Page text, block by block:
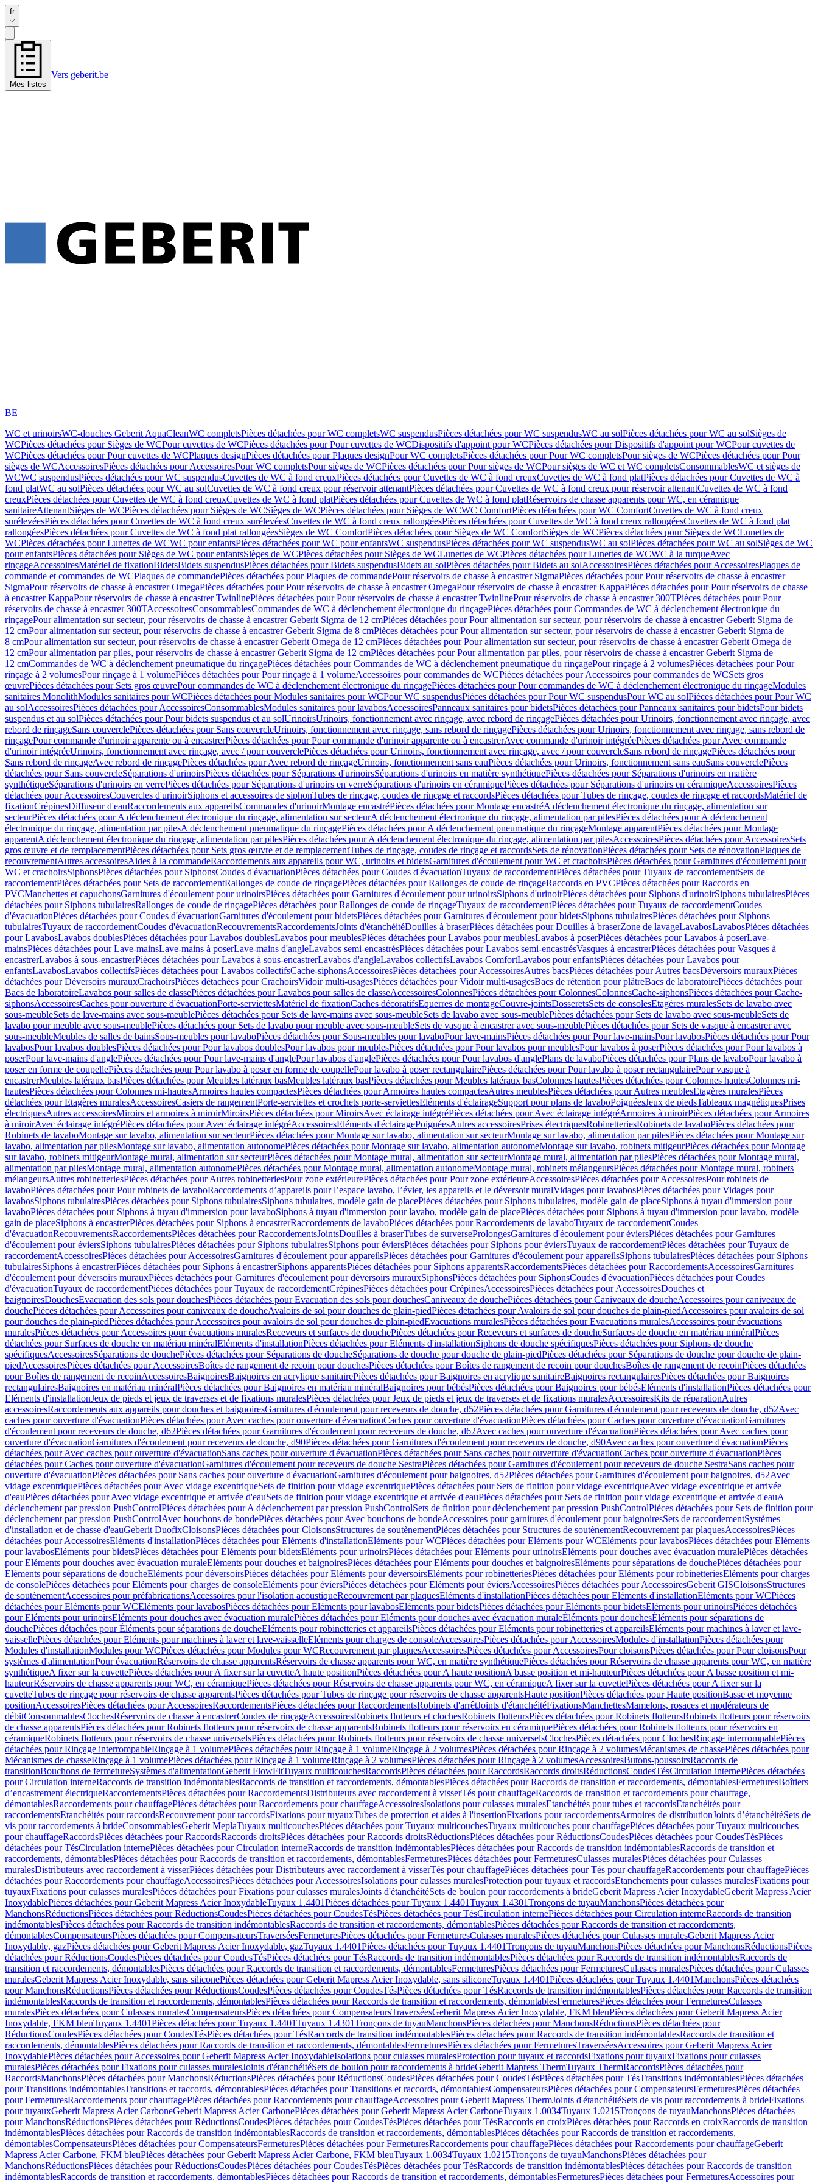
fr
Mes listes
Vers geberit.be
BE
WC et urinoirsWC-douches Geberit AquaCleanWC completsPièces détachées pour WC completsWC suspendusPièces détachées pour WC suspendusWC au solPièces détachées pour WC au solSièges de
WCPièces détachées pour Sièges de WCPour cuvettes de WCPièces détachées pour Pour cuvettes de WCDispositifs d'appoint pour WCPièces détachées pour Dispositifs d'appoint pour WCPour cuvettes de
WCPièces détachées pour Pour cuvettes de WCPlaques designPièces détachées pour Plaques designPour WC completsPièces détachées pour Pour WC completsPour sièges de WCPièces détachées pour Pour
sièges de WCAccessoiresPièces détachées pour AccessoiresPour WC completsPour sièges de WCPièces détachées pour Pour sièges de WCPour sièges de WC et WC completsConsommablesWC et sièges de
WCWC suspendusPièces détachées pour WC suspendusCuvettes de WC à fond creuxPièces détachées pour Cuvettes de WC à fond creuxCuvettes de WC à fond platPièces détachées pour Cuvettes de WC à
fond platWC au solPièces détachées pour WC au solCuvettes de WC à fond creux pour réservoir attenantPièces détachées pour Cuvettes de WC à fond creux pour réservoir attenantCuvettes de WC à fond
creuxPièces détachées pour Cuvettes de WC à fond creuxCuvettes de WC à fond platPièces détachées pour Cuvettes de WC à fond platRéservoirs de chasse apparents pour WC, en céramique
sanitaireAttenantSièges de WCPièces détachées pour Sièges de WCSièges de WCPièces détachées pour Sièges de WCWC ComfortPièces détachées pour WC ComfortCuvettes de WC à fond creux
surélevéesPièces détachées pour Cuvettes de WC à fond creux surélevéesCuvettes de WC à fond creux rallongéesPièces détachées pour Cuvettes de WC à fond creux rallongéesCuvettes de WC à fond plat
rallongéesPièces détachées pour Cuvettes de WC à fond plat rallongéesSièges de WC ComfortPièces détachées pour Sièges de WC ComfortSièges de WCPièces détachées pour Sièges de WCLunettes de
WCPièces détachées pour Lunettes de WCWC pour enfantsPièces détachées pour WC pour enfantsWC suspendusPièces détachées pour WC suspendusWC au solPièces détachées pour WC au solSièges de WC
pour enfantsPièces détachées pour Sièges de WC pour enfantsSièges de WCPièces détachées pour Sièges de WCLunettes de WCPièces détachées pour Lunettes de WCWC à la turqueAvec
rinçageAccessoiresMatériel de fixationBidetsBidets suspendusPièces détachées pour Bidets suspendusBidets au solPièces détachées pour Bidets au solAccessoiresPièces détachées pour AccessoiresPlaques de
commande et commandes de WCPlaques de commandePièces détachées pour Plaques de commandePour réservoirs de chasse à encastrer SigmaPièces détachées pour Pour réservoirs de chasse à encastrer
SigmaPour réservoirs de chasse à encastrer OmegaPièces détachées pour Pour réservoirs de chasse à encastrer OmegaPour réservoirs de chasse à encastrer KappaPièces détachées pour Pour réservoirs de chasse
à encastrer KappaPour réservoirs de chasse à encastrer TwinlinePièces détachées pour Pour réservoirs de chasse à encastrer TwinlinePour réservoirs de chasse à encastrer 300TPièces détachées pour Pour
réservoirs de chasse à encastrer 300TAccessoiresConsommablesCommandes de WC à déclenchement électronique du rinçagePièces détachées pour Commandes de WC à déclenchement électronique du
rinçagePour alimentation sur secteur, pour réservoirs de chasse à encastrer Geberit Sigma de 12 cmPièces détachées pour Pour alimentation sur secteur, pour réservoirs de chasse à encastrer Geberit Sigma de
12 cmPour alimentation sur secteur, pour réservoirs de chasse à encastrer Geberit Sigma de 8 cmPièces détachées pour Pour alimentation sur secteur, pour réservoirs de chasse à encastrer Geberit Sigma de
8 cmPour alimentation sur secteur, pour réservoirs de chasse à encastrer Geberit Omega de 12 cmPièces détachées pour Pour alimentation sur secteur, pour réservoirs de chasse à encastrer Geberit Omega de
12 cmPour alimentation par piles, pour réservoirs de chasse à encastrer Geberit Sigma de 12 cmPièces détachées pour Pour alimentation par piles, pour réservoirs de chasse à encastrer Geberit Sigma de
12 cmCommandes de WC à déclenchement pneumatique du rinçagePièces détachées pour Commandes de WC à déclenchement pneumatique du rinçagePour rinçage à 2 volumesPièces détachées pour Pour
rinçage à 2 volumesPour rinçage à 1 volumePièces détachées pour Pour rinçage à 1 volumeAccessoires pour commandes de WCPièces détachées pour Accessoires pour commandes de WCSets gros
œuvrePièces détachées pour Sets gros œuvrePour commandes de WC à déclenchement électronique du rinçagePièces détachées pour Pour commandes de WC à déclenchement électronique du rinçageModules
sanitaires MonolithModules sanitaires pour WCPièces détachées pour Modules sanitaires pour WCPour WC suspendusPièces détachées pour Pour WC suspendusPour WC au solPièces détachées pour Pour WC
au solAccessoiresPièces détachées pour AccessoiresConsommablesModules sanitaires pour lavabosAccessoiresPanneaux sanitaires pour bidetsPièces détachées pour Panneaux sanitaires pour bidetsPour bidets
suspendus et au solPièces détachées pour Pour bidets suspendus et au solUrinoirsUrinoirs, fonctionnement avec rinçage, avec rebord de rinçagePièces détachées pour Urinoirs, fonctionnement avec rinçage, avec
rebord de rinçageSans couverclePièces détachées pour Sans couvercleUrinoirs, fonctionnement avec rinçage, sans rebord de rinçagePièces détachées pour Urinoirs, fonctionnement avec rinçage, sans rebord de
rinçagePour commande d'urinoir apparente ou à encastrerPièces détachées pour Pour commande d'urinoir apparente ou à encastrerAvec commande d'urinoir intégréePièces détachées pour Avec commande
d'urinoir intégréeUrinoirs, fonctionnement avec rinçage, avec / pour couverclePièces détachées pour Urinoirs, fonctionnement avec rinçage, avec / pour couvercleSans rebord de rinçagePièces détachées pour
Sans rebord de rinçageAvec rebord de rinçagePièces détachées pour Avec rebord de rinçageUrinoirs, fonctionnement sans eauPièces détachées pour Urinoirs, fonctionnement sans eauSans couverclePièces
détachées pour Sans couvercleSéparations d'urinoirsPièces détachées pour Séparations d'urinoirsSéparations d'urinoirs en matière synthétiquePièces détachées pour Séparations d'urinoirs en matière
synthétiqueSéparations d'urinoirs en verrePièces détachées pour Séparations d'urinoirs en verreSéparations d'urinoirs en céramiquePièces détachées pour Séparations d'urinoirs en céramiqueAccessoiresPièces
détachées pour AccessoiresCouvercles d'urinoirSiphons et accessoires de siphonTubes de rinçage, coudes de rinçage et raccordsPièces détachées pour Tubes de rinçage, coudes de rinçage et raccordsMatériel de
fixationCrépinesDiffuseur d'eauRaccordements aux appareilsCommandes d'urinoirMontage encastréPièces détachées pour Montage encastréA déclenchement électronique du rinçage, alimentation sur
secteurPièces détachées pour A déclenchement électronique du rinçage, alimentation sur secteurA déclenchement électronique du rinçage, alimentation par pilesPièces détachées pour A déclenchement
électronique du rinçage, alimentation par pilesA déclenchement pneumatique du rinçagePièces détachées pour A déclenchement pneumatique du rinçageMontage apparentPièces détachées pour Montage
apparentA déclenchement électronique du rinçage, alimentation par pilesPièces détachées pour A déclenchement électronique du rinçage, alimentation par pilesAccessoiresPièces détachées pour AccessoiresSets
gros œuvre et de remplacementPièces détachées pour Sets gros œuvre et de remplacementTubes de rinçage, coudes de rinçage et raccordsSets de rénovationPièces détachées pour Sets de rénovationPlaques de
recouvrementAutres accessoiresAides à la commandeRaccordements aux appareils pour WC, urinoirs et bidetsGarnitures d'écoulement pour WC et crachoirsPièces détachées pour Garnitures d'écoulement pour
WC et crachoirsSiphonsPièces détachées pour SiphonsCoudes d'évacuationPièces détachées pour Coudes d'évacuationTuyaux de raccordementPièces détachées pour Tuyaux de raccordementSets de
raccordementPièces détachées pour Sets de raccordementRallonges de coude de rinçagePièces détachées pour Rallonges de coude de rinçageRaccords en PVCPièces détachées pour Raccords en
PVCManchettes et capuchonsGarnitures d'écoulement pour urinoirsPièces détachées pour Garnitures d'écoulement pour urinoirsSiphons d'urinoirPièces détachées pour Siphons d'urinoirSiphons tubulairesPièces
détachées pour Siphons tubulairesRallonges de coude de rinçagePièces détachées pour Rallonges de coude de rinçageTuyaux de raccordementPièces détachées pour Tuyaux de raccordementCoudes
d'évacuationPièces détachées pour Coudes d'évacuationGarnitures d'écoulement pour bidetsPièces détachées pour Garnitures d'écoulement pour bidetsSiphons tubulairesPièces détachées pour Siphons
tubulairesTuyaux de raccordementCoudes d'évacuationRecouvrementsRaccordementsJoints d'étanchéitéDouilles à braserPièces détachées pour Douilles à braserZone de lavageLavabosLavabosPièces détachées
pour LavabosLavabos doublesPièces détachées pour Lavabos doublesLavabos pour meublesPièces détachées pour Lavabos pour meublesLavabos à poserPièces détachées pour Lavabos à poserLave-
mainsPièces détachées pour Lave-mainsLave-mains à poserLave-mains d'angleLavabos semi-encastrésPièces détachées pour Lavabos semi-encastrésVasques à encastrerPièces détachées pour Vasques à
encastrerLavabos à sous-encastrerPièces détachées pour Lavabos à sous-encastrerLavabos d'angleLavabos collectifsLavabos ComfortLavabos pour enfantsPièces détachées pour Lavabos pour
enfantsLavabosLavabos collectifsPièces détachées pour Lavabos collectifsCache-siphonsAccessoiresPièces détachées pour AccessoiresAutres bacsPièces détachées pour Autres bacsDéversoirs murauxPièces
détachées pour Déversoirs murauxCrachoirsPièces détachées pour CrachoirsVidoir multi-usagesPièces détachées pour Vidoir multi-usagesBacs de rétention pour plâtreBacs de laboratoirePièces détachées pour
Bacs de laboratoireLavabos pour salles de classePièces détachées pour Lavabos pour salles de classeAccessoiresColonnesPièces détachées pour ColonnesColonnesCache-siphonsPièces détachées pour Cache-
siphonsAccessoiresCaches pour ouverture d'évacuationPorte-serviettesMatériel de fixationCaches décoratifsEquerres de montageCouvre-jointsDosseretsSets de consolesEtagères muralesSets de lavabo avec
sous-meubleSets de lave-mains avec sous-meublePièces détachées pour Sets de lave-mains avec sous-meubleSets de lavabo avec sous-meublePièces détachées pour Sets de lavabo avec sous-meubleSets de
lavabo pour meuble avec sous-meublePièces détachées pour Sets de lavabo pour meuble avec sous-meubleSets de vasque à encastrer avec sous-meublePièces détachées pour Sets de vasque à encastrer avec
sous-meubleMeubles de salles de bainsSous-meubles pour lavaboPièces détachées pour Sous-meubles pour lavaboPour lave-mainsPièces détachées pour Pour lave-mainsPour lavabosPièces détachées pour Pour
lavabosPour lavabos doublesPièces détachées pour Pour lavabos doublesPour lavabos pour meublesPièces détachées pour Pour lavabos pour meublesPour lavabos à poserPièces détachées pour Pour lavabos à
poserPour lave-mains d'anglePièces détachées pour Pour lave-mains d'anglePour lavabos d'anglePièces détachées pour Pour lavabos d'anglePlans de lavaboPièces détachées pour Plans de lavaboPour lavabo à
poser en forme de coupellePièces détachées pour Pour lavabo à poser en forme de coupellePour lavabo à poser rectangulairePièces détachées pour Pour lavabo à poser rectangulairePour vasque à
encastrerMeubles latéraux basPièces détachées pour Meubles latéraux basMeubles latéraux basPièces détachées pour Meubles latéraux basColonnes hautesPièces détachées pour Colonnes hautesColonnes mi-
hautesPièces détachées pour Colonnes mi-hautesArmoires hautes compactesPièces détachées pour Armoires hautes compactesAutres meublesPièces détachées pour Autres meublesEtagères muralesPièces
détachées pour Etagères muralesAccessoiresCasiers de rangementPorte-serviettes et crochets porte-serviettesEléments d'éclairageSupport pour plans de lavaboPoignéesJeux de piedsTableaux magnétiquesPrises
électriquesAutres accessoiresMiroirs et armoires à miroirMiroirsPièces détachées pour MiroirsAvec éclairage intégréPièces détachées pour Avec éclairage intégréArmoires à miroirPièces détachées pour Armoires
à miroirAvec éclairage intégréPièces détachées pour Avec éclairage intégréAccessoiresEléments d'éclairagePoignéesAutres accessoiresPrises électriquesRobinetteriesRobinets de lavaboPièces détachées pour
Robinets de lavaboMontage sur lavabo, alimentation sur secteurPièces détachées pour Montage sur lavabo, alimentation sur secteurMontage sur lavabo, alimentation par pilesPièces détachées pour Montage sur
lavabo, alimentation par pilesMontage sur lavabo, alimentation autonomePièces détachées pour Montage sur lavabo, alimentation autonomeMontage sur lavabo, robinets mitigeurPièces détachées pour Montage
sur lavabo, robinets mitigeurMontage mural, alimentation sur secteurPièces détachées pour Montage mural, alimentation sur secteurMontage mural, alimentation par pilesPièces détachées pour Montage mural,
alimentation par pilesMontage mural, alimentation autonomePièces détachées pour Montage mural, alimentation autonomeMontage mural, robinets mélangeursPièces détachées pour Montage mural, robinets
mélangeursAutres robinetteriesPièces détachées pour Autres robinetteriesPour zone extérieurePièces détachées pour Pour zone extérieureAccessoiresPièces détachées pour AccessoiresPour robinets de
lavaboPièces détachées pour Pour robinets de lavaboRaccordements d’appareils pour l’espace lavabo, l’évier, les appareils et le déversoir muralVidages pour lavabosPièces détachées pour Vidages pour
lavabosSiphons tubulairesPièces détachées pour Siphons tubulairesSiphons tubulaires, modèle gain de placePièces détachées pour Siphons tubulaires, modèle gain de placeSiphons à tuyau d'immersion pour
lavaboPièces détachées pour Siphons à tuyau d'immersion pour lavaboSiphons à tuyau d'immersion pour lavabo, modèle gain de placePièces détachées pour Siphons à tuyau d'immersion pour lavabo, modèle
gain de placeSiphons à encastrerPièces détachées pour Siphons à encastrerRaccordements de lavaboPièces détachées pour Raccordements de lavaboTuyaux de raccordementCoudes
d'évacuationRecouvrementsRaccordementsPièces détachées pour RaccordementsJointsDouilles à braserTubes de surverseProlongesGarnitures d'écoulement pour éviersPièces détachées pour Garnitures
d'écoulement pour éviersSiphons tubulairesPièces détachées pour Siphons tubulairesSiphons pour éviersPièces détachées pour Siphons pour éviersTuyaux de raccordementPièces détachées pour Tuyaux de
raccordementAccessoiresPièces détachées pour AccessoiresGarnitures d'écoulement pour appareilsPièces détachées pour Garnitures d'écoulement pour appareilsSiphons tubulairesPièces détachées pour Siphons
tubulairesSiphons à encastrerPièces détachées pour Siphons à encastrerSiphons apparentsPièces détachées pour Siphons apparentsRaccordementsPièces détachées pour RaccordementsAccessoiresGarnitures
d'écoulement pour déversoirs murauxPièces détachées pour Garnitures d'écoulement pour déversoirs murauxSiphonsPièces détachées pour SiphonsCoudes d'évacuationPièces détachées pour Coudes
d'évacuationTuyaux de raccordementPièces détachées pour Tuyaux de raccordementCrépinesPièces détachées pour CrépinesAccessoiresPièces détachées pour AccessoiresDouches et
baignoiresDouchesEvacuation des sols pour douchesPièces détachées pour Evacuation des sols pour douchesCaniveaux de douchePièces détachées pour Caniveaux de doucheAccessoires pour caniveaux de
douchePièces détachées pour Accessoires pour caniveaux de doucheAvaloirs de sol pour douches de plain-piedPièces détachées pour Avaloirs de sol pour douches de plain-piedAccessoires pour avaloirs de sol
pour douches de plain-piedPièces détachées pour Accessoires pour avaloirs de sol pour douches de plain-piedEvacuations muralesPièces détachées pour Evacuations muralesAccessoires pour évacuations
muralesPièces détachées pour Accessoires pour évacuations muralesReceveurs et surfaces de douchePièces détachées pour Receveurs et surfaces de doucheSurfaces de douche en matériau minéralPièces
détachées pour Surfaces de douche en matériau minéralEléments d'installationPièces détachées pour Eléments d'installationSiphons de douche spécifiquesPièces détachées pour Siphons de douche
spécifiquesAccessoiresSéparations de douchePièces détachées pour Séparations de doucheSéparations de douche pour douche de plain-piedPièces détachées pour Séparations de douche pour douche de plain-
piedAccessoiresPièces détachées pour AccessoiresBoîtes de rangement de recoin pour douchesPièces détachées pour Boîtes de rangement de recoin pour douchesBoîtes de rangement de recoinPièces détachées
pour Boîtes de rangement de recoinAccessoiresBaignoiresBaignoires en acrylique sanitairePièces détachées pour Baignoires en acrylique sanitaireBaignoires rectangulairesPièces détachées pour Baignoires
rectangulairesBaignoires en matériau minéralPièces détachées pour Baignoires en matériau minéralBaignoires pour bébésPièces détachées pour Baignoires pour bébésEléments d'installationPièces détachées pour
Eléments d'installationJeux de pieds et jeux de traverses et de fixations muralesPièces détachées pour Jeux de pieds et jeux de traverses et de fixations muralesAccessoiresKits de réparationAutres
accessoiresRaccordements aux appareils pour douches et baignoiresGarnitures d'écoulement pour receveurs de douche, d52Pièces détachées pour Garnitures d'écoulement pour receveurs de douche, d52Avec
caches pour ouverture d'évacuationPièces détachées pour Avec caches pour ouverture d'évacuationCaches pour ouverture d'évacuationPièces détachées pour Caches pour ouverture d'évacuationGarnitures
d'écoulement pour receveurs de douche, d62Pièces détachées pour Garnitures d'écoulement pour receveurs de douche, d62Avec caches pour ouverture d'évacuationPièces détachées pour Avec caches pour
ouverture d'évacuationGarnitures d'écoulement pour receveurs de douche, d90Pièces détachées pour Garnitures d'écoulement pour receveurs de douche, d90Avec caches pour ouverture d'évacuationPièces
détachées pour Avec caches pour ouverture d'évacuationSans caches pour ouverture d'évacuationPièces détachées pour Sans caches pour ouverture d'évacuationCaches pour ouverture d'évacuationPièces
détachées pour Caches pour ouverture d'évacuationGarnitures d'écoulement pour receveurs de douche SestraPièces détachées pour Garnitures d'écoulement pour receveurs de douche SestraSans caches pour
ouverture d'évacuationPièces détachées pour Sans caches pour ouverture d'évacuationGarnitures d'écoulement pour baignoires, d52Pièces détachées pour Garnitures d'écoulement pour baignoires, d52Avec
vidage excentriquePièces détachées pour Avec vidage excentriqueSets de finition pour vidage excentriquePièces détachées pour Sets de finition pour vidage excentriqueAvec vidage excentrique et arrivée
d'eauPièces détachées pour Avec vidage excentrique et arrivée d'eauSets de finition pour vidage excentrique et arrivée d'eauPièces détachées pour Sets de finition pour vidage excentrique et arrivée d'eauA
déclenchement par pression PushControlPièces détachées pour A déclenchement par pression PushControlSets de finition pour déclenchement par pression PushControlPièces détachées pour Sets de finition pour
déclenchement par pression PushControlAvec bouchons de bondePièces détachées pour Avec bouchons de bondeAccessoires pour garnitures d'écoulement pour baignoiresSets de raccordementSystèmes
d'installation et de chasse d'eauGeberit DuofixCloisonsPièces détachées pour CloisonsStructures de soutènementPièces détachées pour Structures de soutènementRecouvrement par plaquesAccessoiresPièces
détachées pour AccessoiresEléments d'installationPièces détachées pour Eléments d'installationEléments pour WCPièces détachées pour Eléments pour WCEléments pour lavabosPièces détachées pour Eléments
pour lavabosEléments pour bidetsPièces détachées pour Eléments pour bidetsEléments pour urinoirsPièces détachées pour Eléments pour urinoirsEléments pour douches avec évacuation muralePièces détachées
pour Eléments pour douches avec évacuation muraleEléments pour douches et baignoiresPièces détachées pour Eléments pour douches et baignoiresEléments pour séparations de douchePièces détachées pour
Eléments pour séparations de doucheEléments pour déversoirsPièces détachées pour Eléments pour déversoirsEléments pour robinetteriesPièces détachées pour Eléments pour robinetteriesEléments pour charges
de consolePièces détachées pour Eléments pour charges de consoleEléments pour éviersPièces détachées pour Eléments pour éviersAccessoiresPièces détachées pour AccessoiresGeberit GISCloisonsStructures
de soutènementAccessoires pour préfabricationsAccessoires pour l'isolation acoustiqueRecouvrement par plaquesEléments d'installationPièces détachées pour Eléments d'installationEléments pour WCPièces
détachées pour Eléments pour WCEléments pour lavabosPièces détachées pour Eléments pour lavabosEléments pour bidetsPièces détachées pour Eléments pour bidetsEléments pour urinoirsPièces détachées
pour Eléments pour urinoirsEléments pour douches avec évacuation muralePièces détachées pour Eléments pour douches avec évacuation muraleÉléments pour douchesÉléments pour séparations de
douchePièces détachées pour Éléments pour séparations de doucheEléments pour robinetteries et appareilsPièces détachées pour Eléments pour robinetteries et appareilsEléments pour machines à laver et lave-
vaissellePièces détachées pour Eléments pour machines à laver et lave-vaisselleEléments pour charges de consoleAccessoiresPièces détachées pour AccessoiresModules d'installationPièces détachées pour
Modules d'installationModules pour WCPièces détachées pour Modules pour WCRecouvrement par plaquesAccessoiresPièces détachées pour AccessoiresPour cloisonsPièces détachées pour Pour cloisonsPour
systèmes d'alimentationPour évacuationRéservoirs de chasse apparentsRéservoirs de chasse apparents pour WC, en matière synthétiquePièces détachées pour Réservoirs de chasse apparents pour WC, en matière
synthétiqueA fixer sur la cuvettePièces détachées pour A fixer sur la cuvetteA haute positionPièces détachées pour A haute positionA basse position et mi-hauteurPièces détachées pour A basse position et mi-
hauteurRéservoirs de chasse apparents pour WC, en céramiquePièces détachées pour Réservoirs de chasse apparents pour WC, en céramiqueA fixer sur la cuvettePièces détachées pour A fixer sur la
cuvetteTubes de rinçage pour réservoirs de chasse apparentsPièces détachées pour Tubes de rinçage pour réservoirs de chasse apparentsHaute positionPièces détachées pour Haute positionBasse et moyenne
positionAccessoiresPièces détachées pour AccessoiresRaccordementsPièces détachées pour RaccordementsRobinets d'arrêtJoints d'étanchéitéFixationsManchettesMamelons, rosaces et modérateurs de
débitConsommablesClochesRéservoirs de chasse à encastrerCoudes de rinçageAccessoiresRobinets flotteurs et clochesRobinets flotteursPièces détachées pour Robinets flotteursRobinets flotteurs pour réservoirs
de chasse apparentsPièces détachées pour Robinets flotteurs pour réservoirs de chasse apparentsRobinets flotteurs pour réservoirs en céramiquePièces détachées pour Robinets flotteurs pour réservoirs en
céramiqueRobinets flotteurs pour réservoirs de chasse universelsPièces détachées pour Robinets flotteurs pour réservoirs de chasse universelsClochesPièces détachées pour ClochesRinçage interrompablePièces
détachées pour Rinçage interrompableRinçage à 1 volumePièces détachées pour Rinçage à 1 volumeRinçage à 2 volumesPièces détachées pour Rinçage à 2 volumesMécanismes de chassePièces détachées pour
Mécanismes de chasseRinçage à 1 volumePièces détachées pour Rinçage à 1 volumeRinçage à 2 volumesPièces détachées pour Rinçage à 2 volumesAccessoiresButons-poussoirsRaccords de
transitionBouchons de fermetureSystèmes d'alimentationGeberit FlowFitTuyaux multicouchesRaccordsPièces détachées pour RaccordsRaccords droitsRéductionsCoudesTésCirculation internePièces détachées
pour Circulation interneRaccords de transition indémontablesRaccords de transition et raccordements, démontablesPièces détachées pour Raccords de transition et raccordements, démontablesFermeturesBoîtiers
d’encastrement électriqueRaccordementsPièces détachées pour RaccordementsDistributeurs avec raccordement à visserTés pour chauffageRaccords de transition et raccordements pour chauffage,
démontablesRaccordements pour chauffagePièces détachées pour Raccordements pour chauffageAccessoiresIsolations pour culasses muralesEtanchéités pour tubes et raccordsEtanchéités pour
raccordementsEtanchéités pour raccordsRecouvrement pour raccordsFixations pour tuyauxTubes de protection et aides à l'insertionFixations pour raccordementsArmoires de distributionJoints d’étanchéitéSets de
vis pour raccordements à brideConsommablesGeberit MeplaTuyaux multicouchesPièces détachées pour Tuyaux multicouchesTuyaux multicouches pour chauffagePièces détachées pour Tuyaux multicouches
pour chauffageRaccordsPièces détachées pour RaccordsRaccords droitsPièces détachées pour Raccords droitsRéductionsPièces détachées pour RéductionsCoudesPièces détachées pour CoudesTésPièces
détachées pour TésCirculation internePièces détachées pour Circulation interneRaccords de transition indémontablesPièces détachées pour Raccords de transition indémontablesRaccords de transition et
raccordements, démontablesPièces détachées pour Raccords de transition et raccordements, démontablesFermeturesPièces détachées pour FermeturesCulasses muralesPièces détachées pour Culasses
muralesDistributeurs avec raccordement à visserPièces détachées pour Distributeurs avec raccordement à visserTés pour chauffagePièces détachées pour Tés pour chauffageRaccordements pour chauffagePièces
détachées pour Raccordements pour chauffageAccessoiresPièces détachées pour AccessoiresIsolations pour culasses muralesProtection pour tuyaux et raccordsEtanchements pour culasses muralesFixations pour
tuyauxFixations pour culasses muralesPièces détachées pour Fixations pour culasses muralesJoints d'étanchéitéSets de boulon pour raccordements à brideGeberit Mapress Acier InoxydableGeberit Mapress Acier
InoxydablePièces détachées pour Geberit Mapress Acier InoxydableTuyaux 1.4401Pièces détachées pour Tuyaux 1.4401Tuyaux 1.4301Tronçons de tuyauManchonsPièces détachées pour
ManchonsRéductionsPièces détachées pour RéductionsCoudesPièces détachées pour CoudesTésPièces détachées pour TésCirculation internePièces détachées pour Circulation interneRaccords de transition
indémontablesPièces détachées pour Raccords de transition indémontablesRaccords de transition et raccordements, démontablesPièces détachées pour Raccords de transition et raccordements,
démontablesCompensateursPièces détachées pour CompensateursTraverséesFermeturesPièces détachées pour FermeturesCulasses muralesPièces détachées pour Culasses muralesGeberit Mapress Acier
Inoxydable, gazPièces détachées pour Geberit Mapress Acier Inoxydable, gazTuyaux 1.4401Pièces détachées pour Tuyaux 1.4401Tronçons de tuyauManchonsPièces détachées pour ManchonsRéductionsPièces
détachées pour RéductionsCoudesPièces détachées pour CoudesTésPièces détachées pour TésRaccords de transition indémontablesPièces détachées pour Raccords de transition indémontablesRaccords de
transition et raccordements, démontablesPièces détachées pour Raccords de transition et raccordements, démontablesFermeturesPièces détachées pour FermeturesCulasses muralesPièces détachées pour Culasses
muralesGeberit Mapress Acier Inoxydable, sans siliconePièces détachées pour Geberit Mapress Acier Inoxydable, sans siliconeTuyaux 1.4401Pièces détachées pour Tuyaux 1.4401ManchonsPièces détachées
pour ManchonsRéductionsPièces détachées pour RéductionsCoudesPièces détachées pour CoudesTésPièces détachées pour TésRaccords de transition indémontablesPièces détachées pour Raccords de transition
indémontablesRaccords de transition et raccordements, démontablesPièces détachées pour Raccords de transition et raccordements, démontablesFermeturesPièces détachées pour FermeturesCulasses
muralesPièces détachées pour Culasses muralesCompensateursPièces détachées pour CompensateursTraverséesGeberit Mapress Acier Inoxydable, FKM bleuPièces détachées pour Geberit Mapress Acier
Inoxydable, FKM bleuTuyaux 1.4401Pièces détachées pour Tuyaux 1.4401Tuyaux 1.4301Tronçons de tuyauManchonsPièces détachées pour ManchonsRéductionsPièces détachées pour
RéductionsCoudesPièces détachées pour CoudesTésPièces détachées pour TésRaccords de transition indémontablesPièces détachées pour Raccords de transition indémontablesRaccords de transition et
raccordements, démontablesPièces détachées pour Raccords de transition et raccordements, démontablesFermeturesPièces détachées pour FermeturesTraverséesAccessoires pour Geberit Mapress Acier
InoxydablePièces détachées pour Accessoires pour Geberit Mapress Acier InoxydableIsolations pour culasses muralesProtection pour tuyaux et raccordsFixations pour tuyauxFixations pour culasses
muralesPièces détachées pour Fixations pour culasses muralesJoints d'étanchéitéSets de boulon pour raccordements à brideGeberit Mapress ThermTuyaux ThermRaccordsPièces détachées pour
RaccordsManchonsPièces détachées pour ManchonsRéductionsPièces détachées pour RéductionsCoudesPièces détachées pour CoudesTésPièces détachées pour TésTransitions indémontablesPièces détachées
pour Transitions indémontablesTransitions et raccords, démontablesPièces détachées pour Transitions et raccords, démontablesCompensateursPièces détachées pour CompensateursFermeturesPièces détachées
pour FermeturesRaccordements pour chauffagePièces détachées pour Raccordements pour chauffageAccessoires pour Geberit Mapress ThermJoints d'étanchéitéSets de vis pour raccordements à brideFixations
pour tuyauxGeberit Mapress Acier CarboneGeberit Mapress Acier CarbonePièces détachées pour Geberit Mapress Acier CarboneTuyaux 1.0034Tuyaux 1.0215Tronçons de tuyauManchonsPièces détachées
pour ManchonsRéductionsPièces détachées pour RéductionsCoudesPièces détachées pour CoudesTésPièces détachées pour TésRaccords en croixPièces détachées pour Raccords en croixRaccords de transition
indémontablesPièces détachées pour Raccords de transition indémontablesRaccords de transition et raccordements, démontablesPièces détachées pour Raccords de transition et raccordements,
démontablesCompensateursPièces détachées pour CompensateursFermeturesPièces détachées pour FermeturesRaccordements pour chauffagePièces détachées pour Raccordements pour chauffageGeberit
Mapress Acier Carbone, FKM bleuPièces détachées pour Geberit Mapress Acier Carbone, FKM bleuTuyaux 1.0034Tuyaux 1.0215Tronçons de tuyauManchonsPièces détachées pour
ManchonsRéductionsPièces détachées pour RéductionsCoudesPièces détachées pour CoudesTésPièces détachées pour TésRaccords de transition indémontablesPièces détachées pour Raccords de transition
indémontablesRaccords de transition et raccordements, démontablesPièces détachées pour Raccords de transition et raccordements, démontablesFermeturesPièces détachées pour FermeturesAccessoires pour